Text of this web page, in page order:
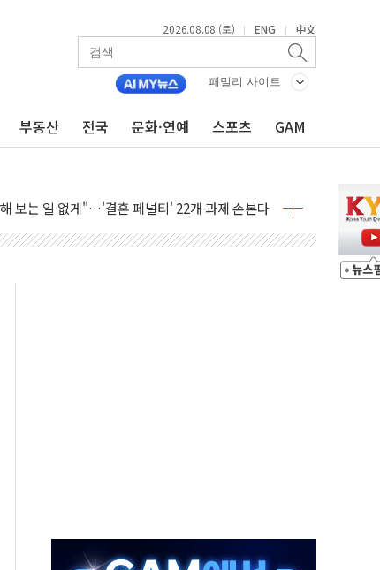
2026.08.08 (토) | ENG | 中文
패밀리 사이트
부동산 전국 문화·연예 스포츠 GAM
…공습 한계·탄약 부족 현실화
환경미화원 수거차에 치여 사망
난동…60대 남성 2명 숨져
터보트 전복…1명 사망·1명 실종
의 날 참석..."국제적 시민 연대로 목소리 내야"
살해 10대 아들 체포
아친 정청래…제주 연설서 신경전 고조
베이징도 부동산 규제 철폐
승으로 피서객 7명 고립…전원 구조
험 오전 집중 편성…체감온도 38도 넘으면 중단